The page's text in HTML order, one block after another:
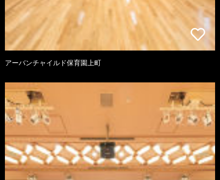
アーバンチャイルド保育園上町